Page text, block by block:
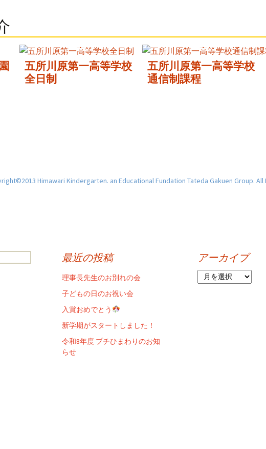
五所川原第一高等学校
全日制
五所川原第一高等学校
通信制課程
Himawari Kindergarten. an Educational Fundation Tateda Gakuen Group.
最近の投稿
理事長先生のお別れの会
子どもの日のお祝い会
入賞おめでとう
新学期がスタートしました！
令和8年度 プチひまわりのお知
らせ
アーカイブ
ー